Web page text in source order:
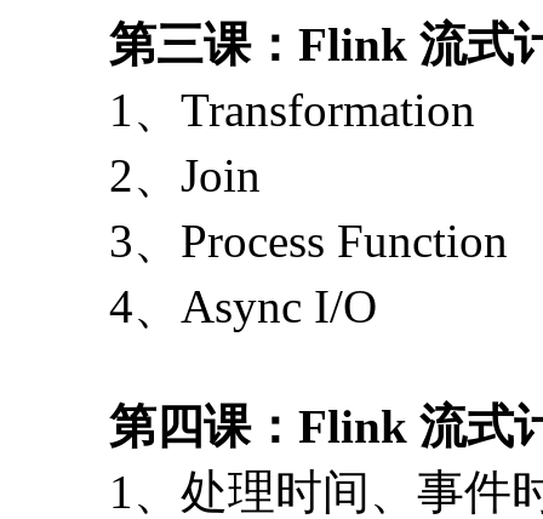
第三课：Flink 流式
1、Transformation
2、Join
3、Process Function
4、Async I/O
第四课：Flink 流式
1、处理时间、事件